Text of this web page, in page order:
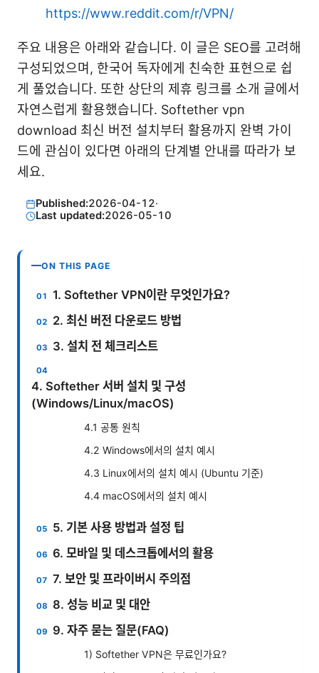
https://www.reddit.com/r/VPN/
주요 내용은 아래와 같습니다. 이 글은 SEO를 고려해
구성되었으며, 한국어 독자에게 친숙한 표현으로 쉽
게 풀었습니다. 또한 상단의 제휴 링크를 소개 글에서
자연스럽게 활용했습니다. Softether vpn
download 최신 버전 설치부터 활용까지 완벽 가이
드에 관심이 있다면 아래의 단계별 안내를 따라가 보
세요.
Published:2026-04-12·
Last updated:2026-05-10
ON THIS PAGE
1. Softether VPN이란 무엇인가요?
2. 최신 버전 다운로드 방법
3. 설치 전 체크리스트
4. Softether 서버 설치 및 구성
(Windows/Linux/macOS)
4.1 공통 원칙
4.2 Windows에서의 설치 예시
4.3 Linux에서의 설치 예시 (Ubuntu 기준)
4.4 macOS에서의 설치 예시
5. 기본 사용 방법과 설정 팁
6. 모바일 및 데스크톱에서의 활용
7. 보안 및 프라이버시 주의점
8. 성능 비교 및 대안
9. 자주 묻는 질문(FAQ)
1) Softether VPN은 무료인가요?